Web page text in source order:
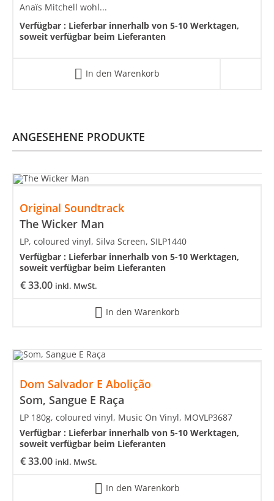
Anaïs Mitchell wohl...
Verfügbar : Lieferbar innerhalb von 5-10 Werktagen,
soweit verfügbar beim Lieferanten
In den Warenkorb
ANGESEHENE PRODUKTE
Original Soundtrack
The Wicker Man
€33.00 inkl. MwSt.
LP, coloured vinyl, Silva Screen, SILP1440
Verfügbar : Lieferbar innerhalb von 5-10 Werktagen,
soweit verfügbar beim Lieferanten
In den Warenkorb
Dom Salvador E Abolição
Som, Sangue E Raça
€33.00 inkl. MwSt.
LP 180g, coloured vinyl, Music On Vinyl, MOVLP3687
Verfügbar : Lieferbar innerhalb von 5-10 Werktagen,
soweit verfügbar beim Lieferanten
In den Warenkorb